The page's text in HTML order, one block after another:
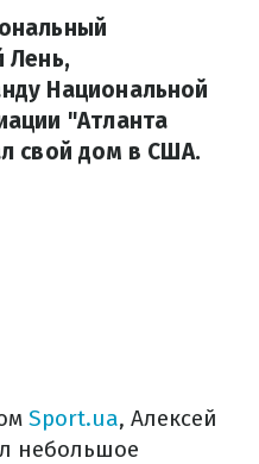
Лень,
Национальной
"Атланта
свой дом в США.
Sport.ua, Алексей
небольшое